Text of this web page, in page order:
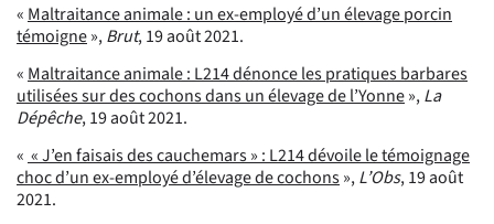
« Maltraitance animale : un ex-employé d’un élevage porcin
témoigne»,Brut, 19 août 2021.
« Maltraitance animale : L214 dénonce les pratiques barbares
utilisées sur des cochons dans un élevage de l’Yonne»,La
Dépêche, 19 août 2021.
« « J’en faisais des cauchemars » : L214 dévoile le témoignage
choc d’un ex-employé d’élevage de cochons»,L’Obs, 19 août
2021.